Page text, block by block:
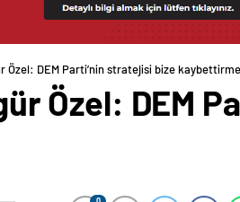
Özel: DEM Parti’nin stratejisi bize
Özel: DEM